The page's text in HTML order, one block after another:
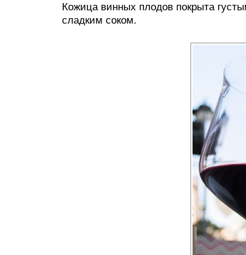
Кожица винных плодов покрыта
сладким соком.